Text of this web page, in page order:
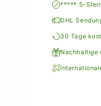
***** 5-
DHL
30 Tage
Nachhaltige